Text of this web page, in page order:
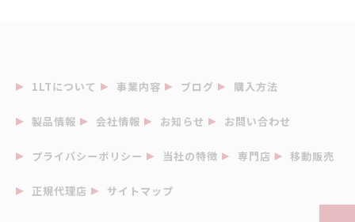
1LTについて 事業内容 ブログ 購入方法
製品情報 会社情報 お知らせ お問い合わせ
プライバシーポリシー 当社の特徴 専門店 移動販売
正規代理店 サイトマップ